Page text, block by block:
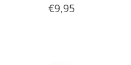
€9,95